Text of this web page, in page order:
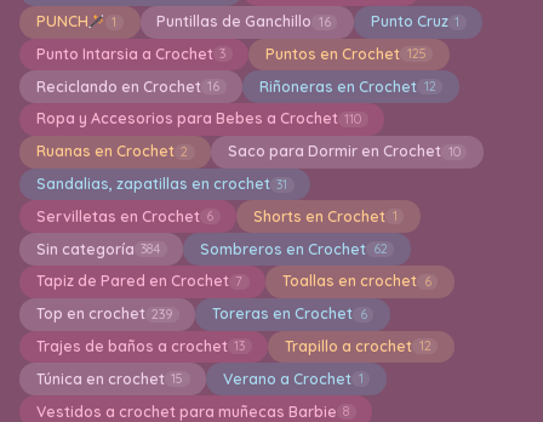
PUNCH 1 Puntillas de Ganchillo 16 Punto Cruz 1
Punto Intarsia a Crochet 3 Puntos en Crochet 125
Reciclando en Crochet 16 Riñoneras en Crochet 12
Ropa y Accesorios para Bebes a Crochet 110
Ruanas en Crochet 2 Saco para Dormir en Crochet 10
Sandalias, zapatillas en crochet 31
Servilletas en Crochet 6 Shorts en Crochet 1
Sin categoría 384 Sombreros en Crochet 62
Tapiz de Pared en Crochet 7 Toallas en crochet 6
Top en crochet 239 Toreras en Crochet 6
Trajes de baños a crochet 13 Trapillo a crochet 12
Túnica en crochet 15 Verano a Crochet 1
Vestidos a crochet para muñecas Barbie 8